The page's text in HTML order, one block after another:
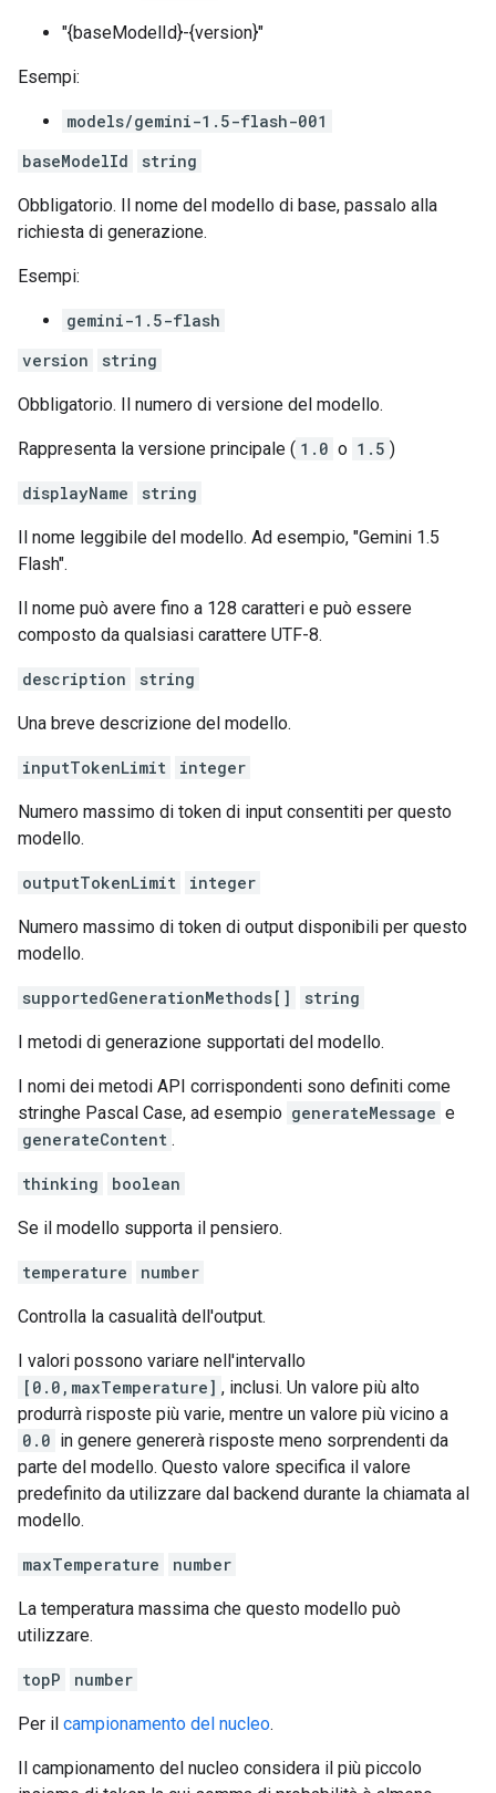
"{baseModelId}-{version}"
Esempi:
models/gemini-1.5-flash-001
baseModelId
string
Obbligatorio. Il nome del modello di base, passalo alla
richiesta di generazione.
Esempi:
gemini-1.5-flash
version
string
Obbligatorio. Il numero di versione del modello.
Rappresenta la versione principale ( 1.0 o 1.5 )
displayName string
Il nome leggibile del modello. Ad esempio, "Gemini 1.5
Flash".
Il nome può avere fino a 128 caratteri e può essere
composto da qualsiasi carattere UTF-8.
description string
Una breve descrizione del modello.
inputTokenLimit integer
Numero massimo di token di input consentiti per questo
modello.
outputTokenLimit integer
Numero massimo di token di output disponibili per questo
modello.
supportedGenerationMethods[] string
I metodi di generazione supportati del modello.
I nomi dei metodi API corrispondenti sono definiti come
stringhe Pascal Case, ad esempio generateMessage e
generateContent .
thinking boolean
Se il modello supporta il pensiero.
temperature number
Controlla la casualità dell'output.
I valori possono variare nell'intervallo
[0.0,maxTemperature] , inclusi. Un valore più alto
produrrà risposte più varie, mentre un valore più vicino a
0.0 in genere genererà risposte meno sorprendenti da
parte del modello. Questo valore specifica il valore
predefinito da utilizzare dal backend durante la chiamata al
modello.
maxTemperature number
La temperatura massima che questo modello può
utilizzare.
topP number
Per il campionamento del nucleo.
Il campionamento del nucleo considera il più piccolo